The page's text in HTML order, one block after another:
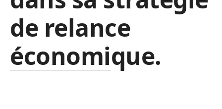
de relance
économique.